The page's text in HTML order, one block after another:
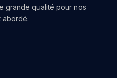
grande qualité pour nos
abordé.